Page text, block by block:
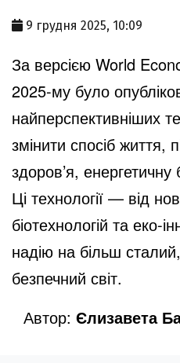
9 грудня 2025, 10:09
За версією World
2025-му було
найперспективніших
змінити спосіб життя,
здоров’я, енергетичну
Ці технології — від
біотехнологій та еко-
надію на більш
безпечний світ.
Автор: Єлизавета